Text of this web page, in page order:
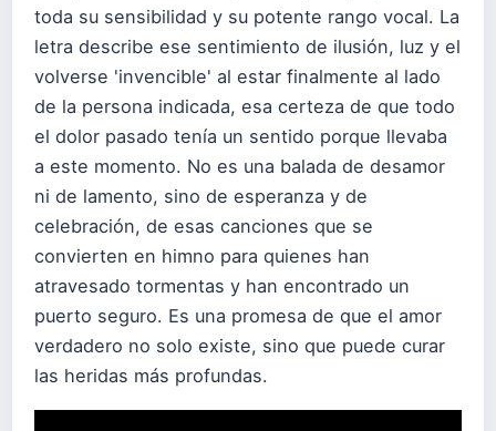
toda su sensibilidad y su potente rango vocal. La
letra describe ese sentimiento de ilusión, luz y el
volverse 'invencible' al estar finalmente al lado
de la persona indicada, esa certeza de que todo
el dolor pasado tenía un sentido porque llevaba
a este momento. No es una balada de desamor
ni de lamento, sino de esperanza y de
celebración, de esas canciones que se
convierten en himno para quienes han
atravesado tormentas y han encontrado un
puerto seguro. Es una promesa de que el amor
verdadero no solo existe, sino que puede curar
las heridas más profundas.